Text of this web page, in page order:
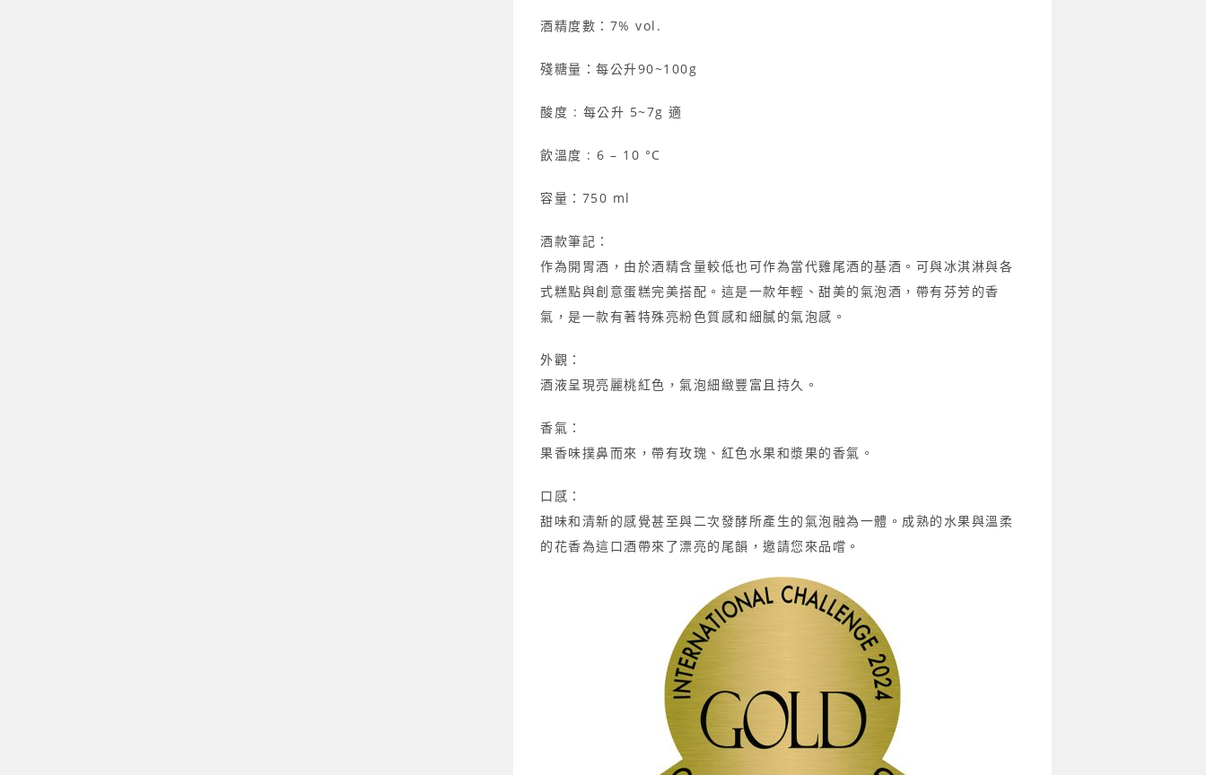
酒精度數：7% vol.
殘糖量：每公升90~100g
酸度 : 每公升 5~7g 適
飲溫度 : 6 – 10 °C
容量：750 ml
酒款筆記：
作為開胃酒，由於酒精含量較低也可作為當代雞尾酒的基酒。可與冰淇淋與各
式糕點與創意蛋糕完美搭配。這是一款年輕、甜美的氣泡酒，帶有芬芳的香
氣，是一款有著特殊亮粉色質感和細膩的氣泡感。
外觀：
酒液呈現亮麗桃紅色，氣泡細緻豐富且持久。
香氣：
果香味撲鼻而來，帶有玫瑰、紅色水果和漿果的香氣。
口感：
甜味和清新的感覺甚至與二次發酵所產生的氣泡融為一體。成熟的水果與溫柔
的花香為這口酒帶來了漂亮的尾韻，邀請您來品嚐。